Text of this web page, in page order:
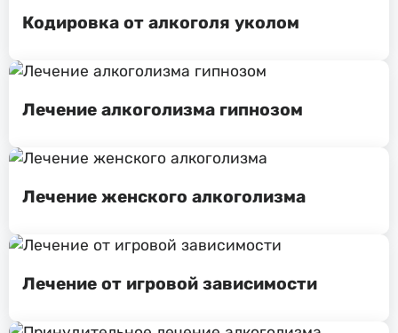
Кодировка от алкоголя уколом
Лечение алкоголизма гипнозом
Лечение женского алкоголизма
Лечение от игровой зависимости